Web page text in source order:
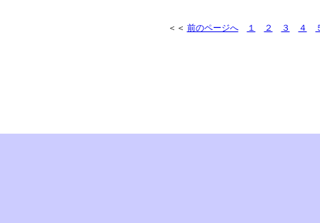
＜＜ 前のページへ １ ２ ３ ４